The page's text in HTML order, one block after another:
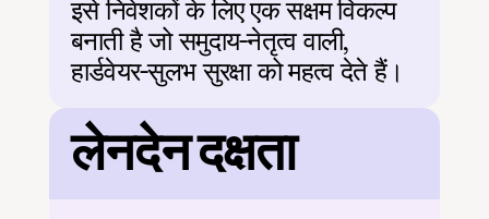
इसे निवेशकों के लिए एक सक्षम विकल्प
बनाती है जो समुदाय-नेतृत्व वाली,
हार्डवेयर-सुलभ सुरक्षा को महत्व देते हैं।
लेनदेन दक्षता